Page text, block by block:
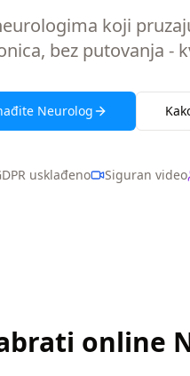
koji
bez putovanja -
Neurolog
usklađeno Siguran video
online